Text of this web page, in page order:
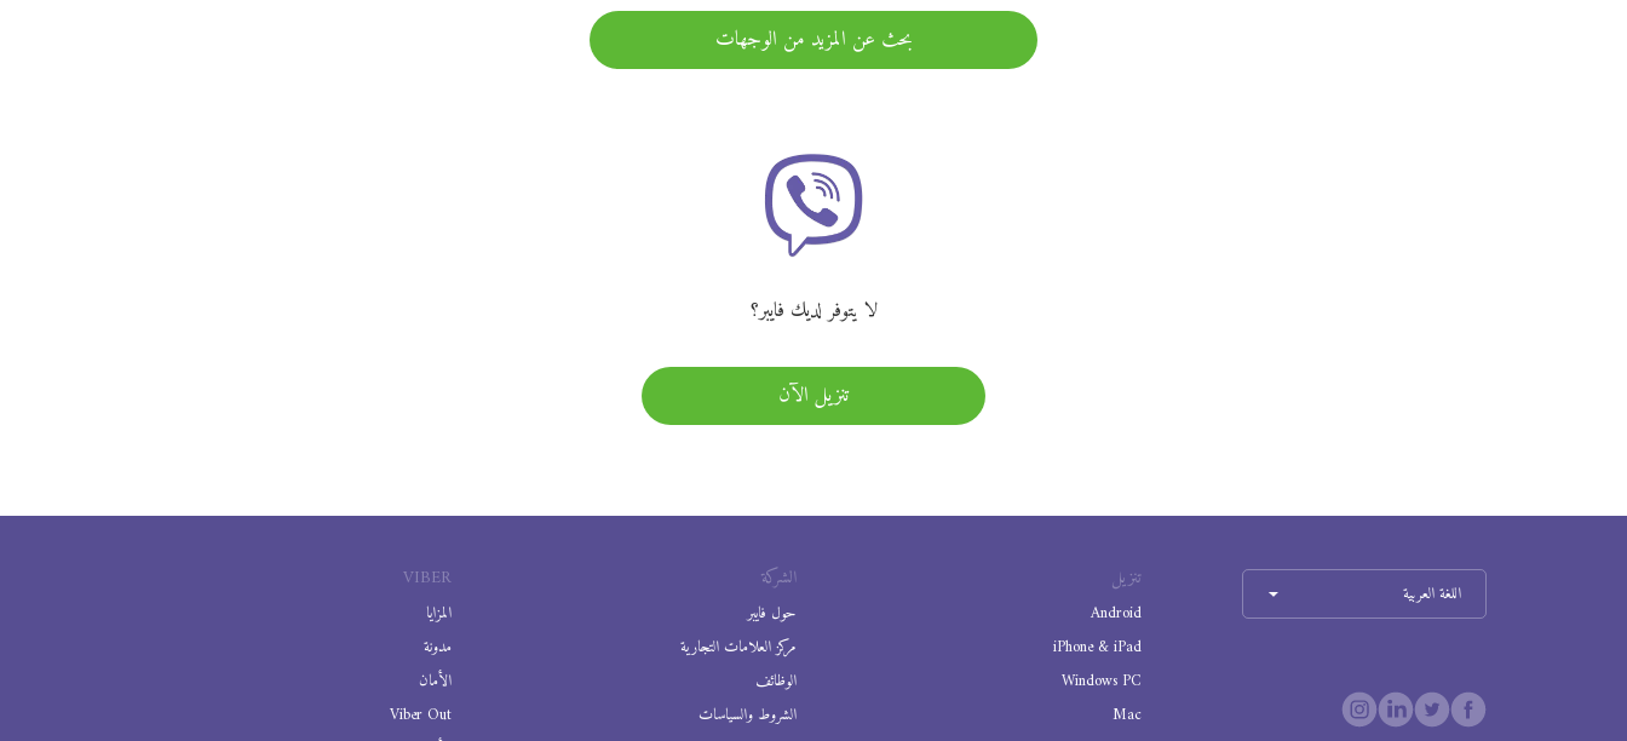
بحث عن المزيد من الوجهات
لا يتوفر لديك فايبر؟
تنزيل الآن
VIBER
المزايا
مدونة
الأمان
Viber Out
الشركة
حول فايبر
مركز العلامات التجارية
الوظائف
الشروط والسياسات
تنزيل
Android
iPhone & iPad
Windows PC
Mac
اللغة العربية